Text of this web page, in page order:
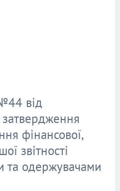
від
фінансової,
звітності
та одержувачами